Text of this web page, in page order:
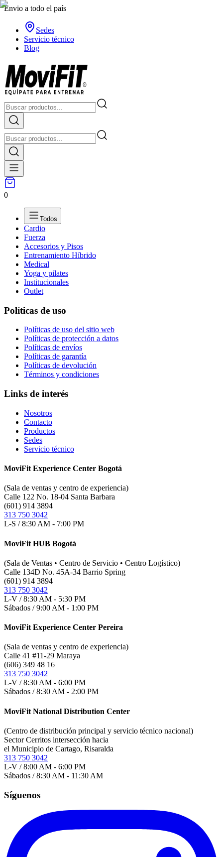
Envio a todo el país
Sedes
Servicio técnico
Blog
0
Todos
Cardio
Fuerza
Accesorios y Pisos
Entrenamiento Híbrido
Medical
Yoga y pilates
Institucionales
Outlet
Políticas de uso
Políticas de uso del sitio web
Políticas de protección a datos
Políticas de envíos
Políticas de garantía
Políticas de devolución
Términos y condiciones
Links de interés
Nosotros
Contacto
Productos
Sedes
Servicio técnico
MoviFit Experience Center Bogotá
(Sala de ventas y centro de experiencia)
Calle 122 No. 18-04 Santa Barbara
(601) 914 3894
313 750 3042
L-S / 8:30 AM - 7:00 PM
MoviFit HUB Bogotá
(Sala de Ventas • Centro de Servicio • Centro Logístico)
Calle 134D No. 45A-34 Barrio Spring
(601) 914 3894
313 750 3042
L-V / 8:30 AM - 5:30 PM
Sábados / 9:00 AM - 1:00 PM
MoviFit Experience Center Pereira
(Sala de ventas y centro de experiencia)
Calle 41 #11-29 Maraya
(606) 349 48 16
313 750 3042
L-V / 8:30 AM - 6:00 PM
Sábados / 8:30 AM - 2:00 PM
MoviFit National Distribution Center
(Centro de distribución principal y servicio técnico nacional)
Sector Cerritos intersección hacia
el Municipio de Cartago, Risaralda
313 750 3042
L-V / 8:00 AM - 6:00 PM
Sábados / 8:30 AM - 11:30 AM
Síguenos